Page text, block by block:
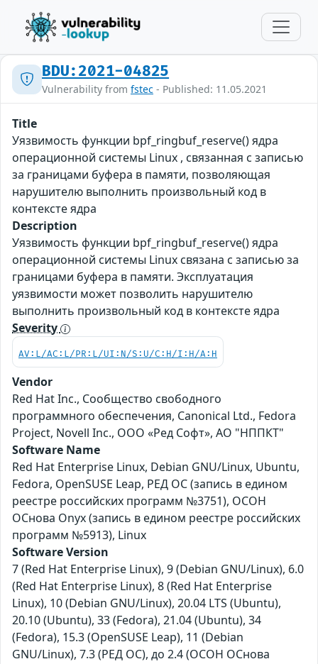
BDU:2021-04825
Vulnerability from fstec - Published: 11.05.2021
Title
Уязвимость функции bpf_ringbuf_reserve() ядра
операционной системы Linux , связанная с записью
за границами буфера в памяти, позволяющая
нарушителю выполнить произвольный код в
контексте ядра
Description
Уязвимость функции bpf_ringbuf_reserve() ядра
операционной системы Linux связана с записью за
границами буфера в памяти. Эксплуатация
уязвимости может позволить нарушителю
выполнить произвольный код в контексте ядра
Severity
AV:L/AC:L/PR:L/UI:N/S:U/C:H/I:H/A:H
Vendor
Red Hat Inc., Сообщество свободного
программного обеспечения, Canonical Ltd., Fedora
Project, Novell Inc., ООО «Ред Софт», АО "НППКТ"
Software Name
Red Hat Enterprise Linux, Debian GNU/Linux, Ubuntu,
Fedora, OpenSUSE Leap, РЕД ОС (запись в едином
реестре российских программ №3751), ОСОН
ОСнова Оnyx (запись в едином реестре российских
программ №5913), Linux
Software Version
7 (Red Hat Enterprise Linux), 9 (Debian GNU/Linux), 6.0
(Red Hat Enterprise Linux), 8 (Red Hat Enterprise
Linux), 10 (Debian GNU/Linux), 20.04 LTS (Ubuntu),
20.10 (Ubuntu), 33 (Fedora), 21.04 (Ubuntu), 34
(Fedora), 15.3 (OpenSUSE Leap), 11 (Debian
GNU/Linux), 7.3 (РЕД ОС), до 2.4 (ОСОН ОСнова